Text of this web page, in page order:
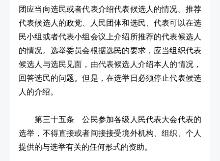
团应当向选民或者代表介绍代表候选人的情况。推荐
代表候选人的政党、人民团体和选民、代表可以在选
民小组或者代表小组会议上介绍所推荐的代表候选人
的情况。选举委员会根据选民的要求，应当组织代表
候选人与选民见面，由代表候选人介绍本人的情况，
回答选民的问题。但是，在选举日必须停止代表候选
人的介绍。
第三十五条 公民参加各级人民代表大会代表的
选举，不得直接或者间接接受境外机构、组织、个人
提供的与选举有关的任何形式的资助。